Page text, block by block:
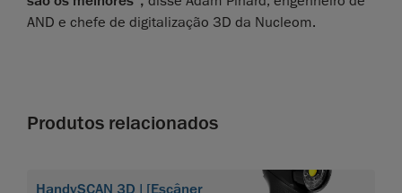
AND e chefe de digitalização 3D da Nucleom.
Produtos relacionados
HandySCAN 3D | [Escâner